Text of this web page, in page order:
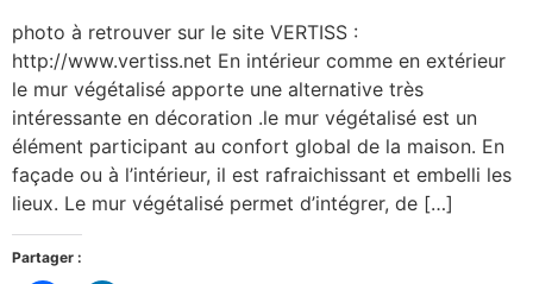
photo à retrouver sur le site VERTISS :
http://www.vertiss.net En intérieur comme en extérieur
le mur végétalisé apporte une alternative très
intéressante en décoration .le mur végétalisé est un
élément participant au confort global de la maison. En
façade ou à l’intérieur, il est rafraichissant et embelli les
lieux. Le mur végétalisé permet d’intégrer, de […]
Partager :